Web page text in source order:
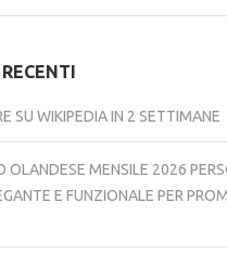
SU WIKIPEDIA IN 2 SETTIMANE
OLANDESE MENSILE 2026
E FUNZIONALE PER